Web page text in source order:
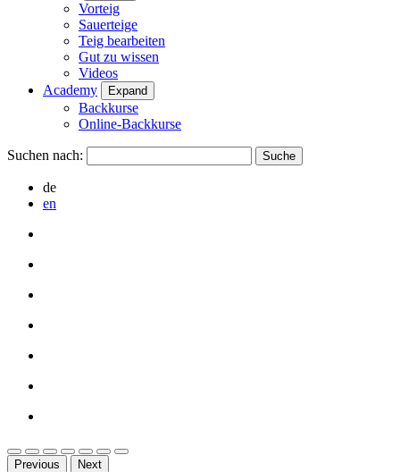
Vorteig
Sauerteige
Teig bearbeiten
Gut zu wissen
Videos
Academy
Expand
Backkurse
Online-Backkurse
Suchen nach:
de
en
Previous Next